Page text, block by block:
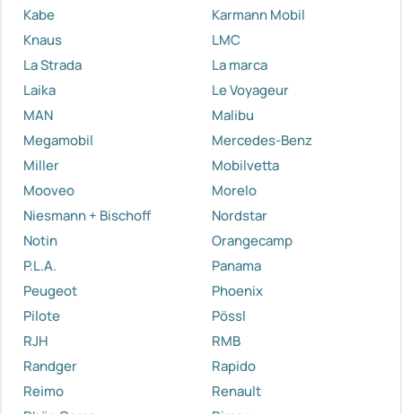
Kabe
Karmann Mobil
Knaus
LMC
La Strada
La marca
Laika
Le Voyageur
MAN
Malibu
Megamobil
Mercedes-Benz
Miller
Mobilvetta
Mooveo
Morelo
Niesmann + Bischoff
Nordstar
Notin
Orangecamp
P.L.A.
Panama
Peugeot
Phoenix
Pilote
Pössl
RJH
RMB
Randger
Rapido
Reimo
Renault